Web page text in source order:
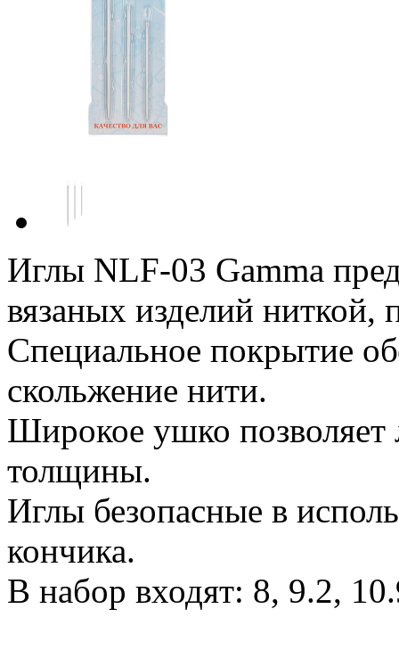
Иглы NLF-03 Gamma
вязаных изделий
Специальное покрытие
скольжение нити.
Широкое ушко позволяет
толщины.
Иглы безопасные в
кончика.
В набор входят: 8, 9.2,